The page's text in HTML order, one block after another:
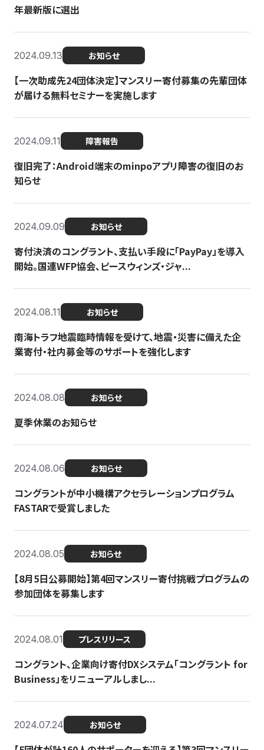
年最新版に選出
2024.09.13 お知らせ
【一次助成先24団体決定】マンスリー寄付募集の先輩団体
が届ける無料セミナーを実施します
2024.09.11 障害報告
復旧完了：Android端末のminpoアプリ障害の復旧のお
知らせ
2024.09.09 お知らせ
寄付決済のコングラント、支払い手段に「PayPay」を導入
開始。国連WFP協会、ピースウィンズ・ジャ...
2024.08.11 お知らせ
南海トラフ地震臨時情報を受けて、地震・災害に備えた企
業寄付・社内募金等のサポートを強化します
2024.08.08 お知らせ
夏季休業のお知らせ
2024.08.06 お知らせ
コングラントが中小機構アクセラレーションプログラム
FASTARで受賞しました
2024.08.05 お知らせ
【8月5日公募開始】第4回マンスリー寄付挑戦プログラムの
参加団体を募集します
2024.08.01 プレスリリース
コングラント、企業向け寄付DXシステム「コングラント for
Business」をリニューアルしまし...
2024.07.24 お知らせ